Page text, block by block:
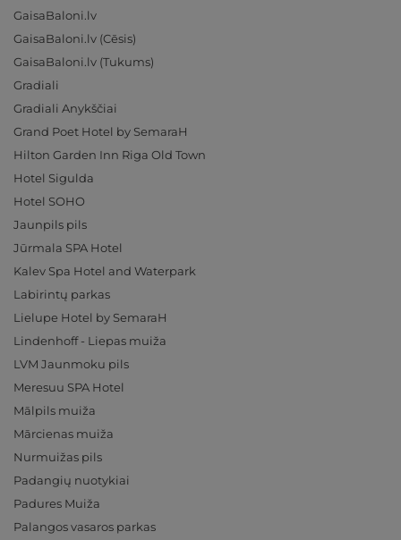
GaisaBaloni.lv
GaisaBaloni.lv (Cēsis)
GaisaBaloni.lv (Tukums)
Gradiali
Gradiali Anykščiai
Grand Poet Hotel by SemaraH
Hilton Garden Inn Riga Old Town
Hotel Sigulda
Hotel SOHO
Jaunpils pils
Jūrmala SPA Hotel
Kalev Spa Hotel and Waterpark
Labirintų parkas
Lielupe Hotel by SemaraH
Lindenhoff - Liepas muiža
LVM Jaunmoku pils
Meresuu SPA Hotel
Mālpils muiža
Mārcienas muiža
Nurmuižas pils
Padangių nuotykiai
Padures Muiža
Palangos vasaros parkas